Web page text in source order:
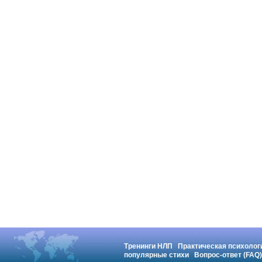
Тренинги НЛП
Практическая
популярные стихи
Вопрос-ответ (FAQ)